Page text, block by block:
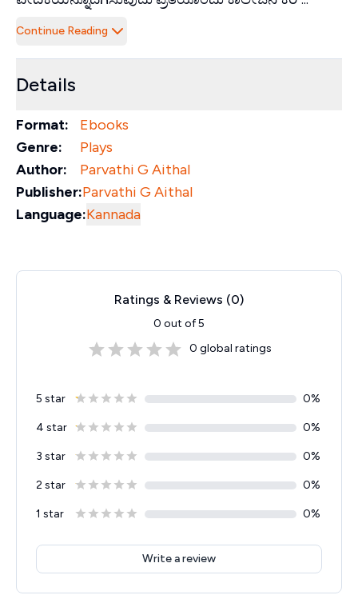
Continue Reading
Details
Format:
Ebooks
Genre:
Plays
Author:
Parvathi G Aithal
Publisher:Parvathi G Aithal
Language:Kannada
Ratings & Reviews (0)
0 out of 5
0 global ratings
5 star 0%
4 star 0%
3 star 0%
2 star 0%
1 star 0%
Write a review